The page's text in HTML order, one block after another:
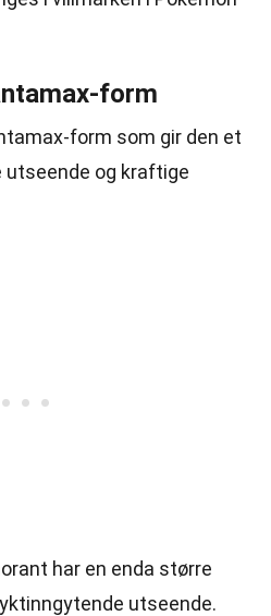
form
form som gir den et
utseende og kraftige
har en enda større
utseende.